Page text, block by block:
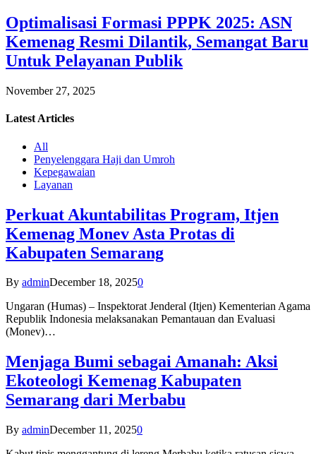
Optimalisasi Formasi PPPK 2025: ASN
Kemenag Resmi Dilantik, Semangat Baru
Untuk Pelayanan Publik
November 27, 2025
Latest Articles
All
Penyelenggara Haji dan Umroh
Kepegawaian
Layanan
Perkuat Akuntabilitas Program, Itjen
Kemenag Monev Asta Protas di
Kabupaten Semarang
By adminDecember 18, 20250
Ungaran (Humas) – Inspektorat Jenderal (Itjen) Kementerian Agama
Republik Indonesia melaksanakan Pemantauan dan Evaluasi
(Monev)…
Menjaga Bumi sebagai Amanah: Aksi
Ekoteologi Kemenag Kabupaten
Semarang dari Merbabu
By adminDecember 11, 20250